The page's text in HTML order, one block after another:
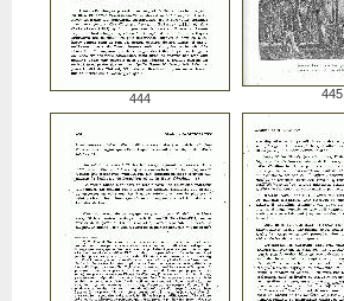
444 445